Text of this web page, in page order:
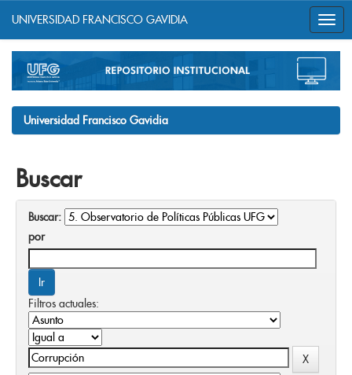
navigation
UNIVERSIDAD FRANCISCO GAVIDIA
Universidad Francisco Gavidia
Buscar
Buscar:
por
Filtros actuales: